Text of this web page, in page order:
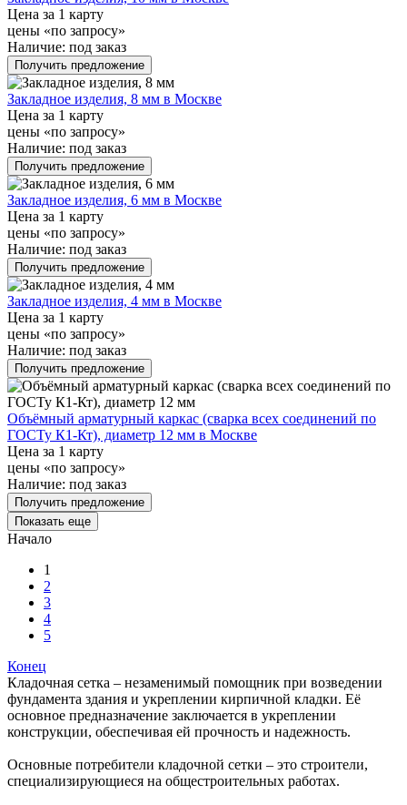
Цена за 1 карту
цены «по запросу»
Наличие: под заказ
Получить предложение
Закладное изделия, 8 мм в Москве
Цена за 1 карту
цены «по запросу»
Наличие: под заказ
Получить предложение
Закладное изделия, 6 мм в Москве
Цена за 1 карту
цены «по запросу»
Наличие: под заказ
Получить предложение
Закладное изделия, 4 мм в Москве
Цена за 1 карту
цены «по запросу»
Наличие: под заказ
Получить предложение
Объёмный арматурный каркас (сварка всех соединений по
ГОСТу К1-Кт), диаметр 12 мм в Москве
Цена за 1 карту
цены «по запросу»
Наличие: под заказ
Получить предложение
Показать еще
Начало
1
2
3
4
5
Конец
Кладочная сетка – незаменимый помощник при возведении
фундамента здания и укреплении кирпичной кладки. Её
основное предназначение заключается в укреплении
конструкции, обеспечивая ей прочность и надежность.
Основные потребители кладочной сетки – это строители,
специализирующиеся на общестроительных работах.